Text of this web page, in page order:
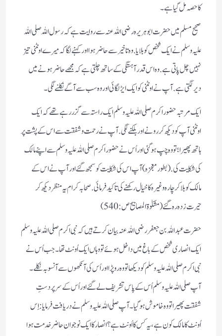
کا حصہ مل گیا ہے۔
صحیح مسلم میں حضرت ابو ہریرہ رضی اللہ عنہ سے روایت ہے کہ رسول اللہ صلی اللہ
علیہ وسلم نے ایک شخص کو بلایا. وہ تاخیر سے حاضر ہو ا اور کہنے لگا کہ میرے اونٹنی تیز
نہیں چل پاتی ہے. وہ اس قدر آہستگی کے ساتھ چلتی ہے کہ مجھے حاضر ہونے میں
دیر لگتی ہے. آپ نے اونٹنی کو ایک ایڑ لگائی اور وہ سب سے آگے نکلنے لگی۔
ایک مرتبہ حضور اکرم صلی اللہ علیہ وسلم ایک راستہ سے گزر رہے تھے کہ ایک
اونٹنی آپ کو دیکھ کر رونے اور بلکنے لگی. آپ نے رحمت و شفقت سے اس کے پشت پر
ہاتھ پھیرا؛ تو وہ چپ ہو گئی اور اُس نے حضور اکرم صلی اللہ علیہ وسلم سے اپنے مالک
کی شکایت کی.(بطور معجزہ) آپ اس کی شکایت کو سمجھ گئےاور آپ نے اس کے
مالک کو بلا کر چارہ وغیرہ کا خیال رکھنے کی تاکید فرمائی. صحابہ کرام یہ منظر دیکھ کر
حیرت زدہ رہ گئے (مشکوٰۃ المصابیح ص :540)
حضرت عبد اللہ بن جعفر رضی اللہ عنہ بیان کرتے ہیں کہ نبی اکرم صلی اللہ علیہ وسلم
ایک انصاری شخص کے باغ میں داخل ہوئے تو وہاں ایک اُونٹ تھا۔ جب اُس نے
نبی اکرم صلی اللہ علیہ وسلم کو دیکھا تو وہ رو پڑا اور اُس کی آنکھوں سے آنسو بہ نکلے۔
آپ صلی اللہ علیہ وسلم اُس کے پاس تشریف لے گئے اور اُس کے سر پر دستِ
شفقت پھیرا تو وہ خاموش ہو گیا۔ آپ صلی اللہ علیہ وسلم نے دریافت فرمایا: اِس
اُونٹ کا مالک کون ہے، یہ کس کا اُونٹ ہے؟ انصار کا ایک نوجوان حاضر خدمت ہوا